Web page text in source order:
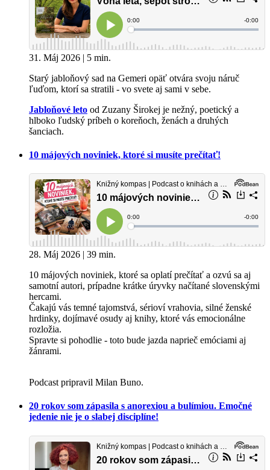
31. Máj 2026 | 5 min.
Starý jabloňový sad na Gemeri opäť otvára svoju náruč
ľuďom, ktorí sa stratili - vo svete aj sami v sebe.
Jabloňové leto od Zuzany Širokej je nežný, poetický a
hlboko ľudský príbeh o koreňoch, ženách a druhých
šanciach.
10 májových noviniek, ktoré si musíte prečítať!
28. Máj 2026 | 39 min.
10 májových noviniek, ktoré sa oplatí prečítať a ozvú sa aj
samotní autori, prípadne krátke úryvky načítané slovenskými
hercami.
Čakajú vás temné tajomstvá, sérioví vrahovia, silné ženské
hrdinky, dojímavé osudy aj knihy, ktoré vás emocionálne
rozložia.
Spravte si pohodlie - toto bude jazda naprieč emóciami aj
žánrami.
Podcast pripravil Milan Buno.
20 rokov som zápasila s anorexiou a bulímiou. Emočné
jedenie nie je o slabej disciplíne!